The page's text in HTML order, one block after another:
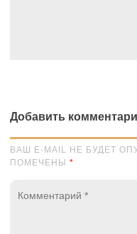
Добавить
ВАШ E-MAIL НЕ БУДЕТ
ПОМЕЧЕНЫ *